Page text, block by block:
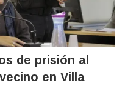
de prisión al
en Villa